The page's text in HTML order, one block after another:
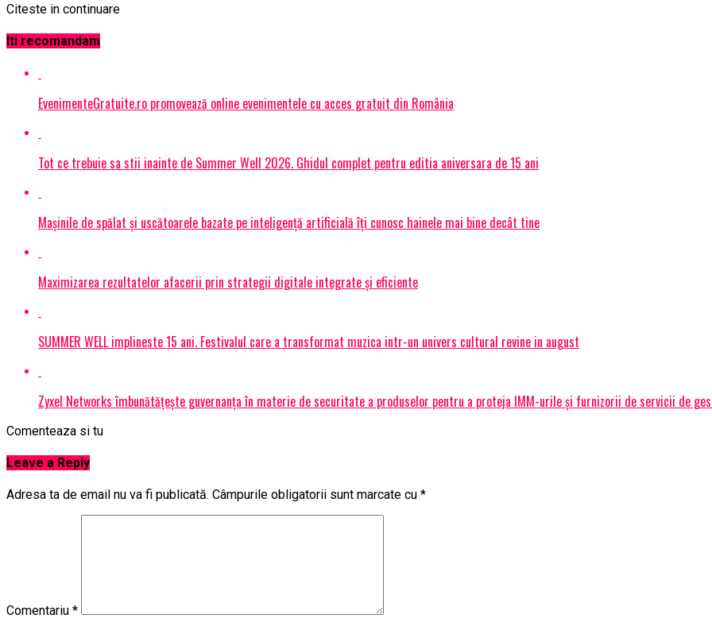
Citeste in continuare
Iti recomandam
EvenimenteGratuite.ro promovează online evenimentele cu acces gratuit din România
Tot ce trebuie sa stii inainte de Summer Well 2026. Ghidul complet pentru editia aniversara de 15 ani
Mașinile de spălat și uscătoarele bazate pe inteligență artificială îți cunosc hainele mai bine decât tine
Maximizarea rezultatelor afacerii prin strategii digitale integrate și eficiente
SUMMER WELL implineste 15 ani. Festivalul care a transformat muzica intr-un univers cultural revine in august
Zyxel Networks îmbunătățește guvernanța în materie de securitate a produselor pentru a proteja IMM-urile și furnizorii de servicii de
Comenteaza si tu
Leave a Reply
Adresa ta de email nu va fi publicată. Câmpurile obligatorii sunt marcate cu *
Comentariu *